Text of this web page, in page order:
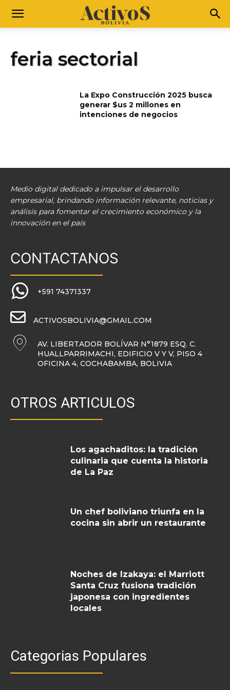
feria sectorial
La Expo Construcción 2025 busca
generar $us 2 millones en
intenciones de negocios
Medio digital dedicado a impulsar el desarrollo
empresarial, brindando información relevante, noticias y
análisis para fomentar el crecimiento económico y la
innovación en el país
CONTACTANOS
+591 74371337
ACTIVOSBOLIVIA@GMAIL.COM
AV. LIBERTADOR BOLÍVAR N°1879 ESQ. C.
HUALLPARRIMACHI, EDIFICIO V Y V, PISO 4
OFICINA 4, COCHABAMBA, BOLIVIA
OTROS ARTICULOS
Los agachaditos: la tradición
culinaria que cuenta la historia
de La Paz
Un chef boliviano triunfa en la
cocina sin abrir un restaurante
Noches de Izakaya: el Marriott
Santa Cruz fusiona tradición
japonesa con ingredientes
locales
Categorias Populares